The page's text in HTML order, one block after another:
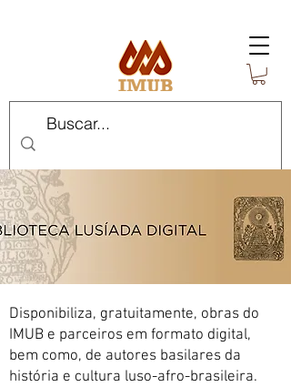
Disponibiliza, gratuitamente, obras do
IMUB e parceiros em formato digital,
bem como, de autores basilares da
história e cultura luso-afro-brasileira.